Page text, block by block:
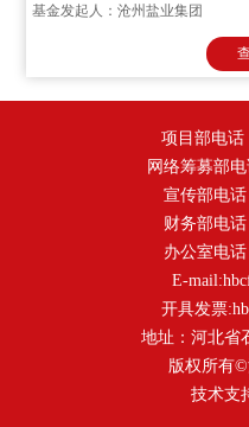
基金发起人：沧州盐业集团
项目部电话
网络筹募部电
宣传部电话
财务部电话
办公室电话
E-
开具发票
地址：河北省
版权所有
技术支